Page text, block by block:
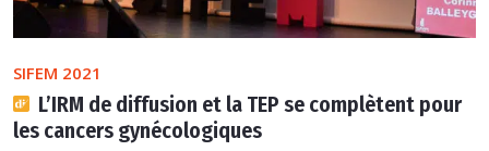
SIFEM 2021
L’IRM de diffusion et la TEP se complètent pour
les cancers gynécologiques